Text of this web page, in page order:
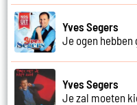
Yves Segers
Je ogen hebben
Yves Segers
Je zal moeten